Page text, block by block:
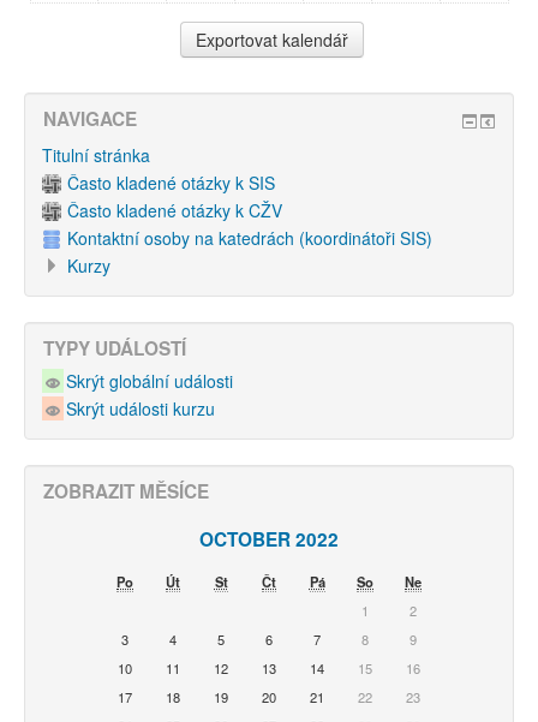
NAVIGACE
Titulní stránka
Často kladené otázky k SIS
Často kladené otázky k CŽV
Kontaktní osoby na katedrách (koordinátoři SIS)
Kurzy
TYPY UDÁLOSTÍ
Skrýt globální události
Skrýt události kurzu
ZOBRAZIT MĚSÍCE
OCTOBER 2022
Po Út St Čt Pá So
Ne
1
2
3
4 5 6 7 8
9
10
11 12 13 14 15
16
17
18 19 20 21 22
23